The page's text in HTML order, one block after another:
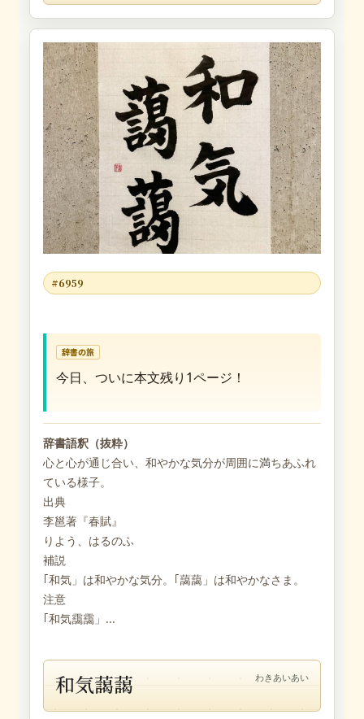
#6959
辞書の旅
今日、ついに本文残り1ページ！
辞書語釈（抜粋）
心と心が通じ合い、和やかな気分が周囲に満ちあふれ
ている様子。
出典
李邕著『春賦』
りよう、はるのふ
補説
｢和気」は和やかな気分。｢藹藹」は和やかなさま。
注意
｢和気靄靄」...
和気藹藹 わきあいあい